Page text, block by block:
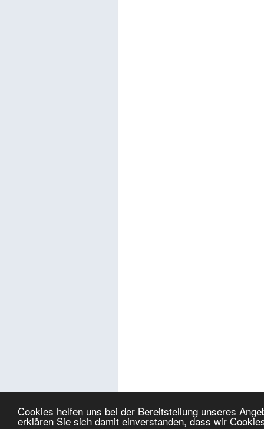
Cookies helfen uns bei der Bereitstellung unseres
erklären Sie sich damit einverstanden, dass wir